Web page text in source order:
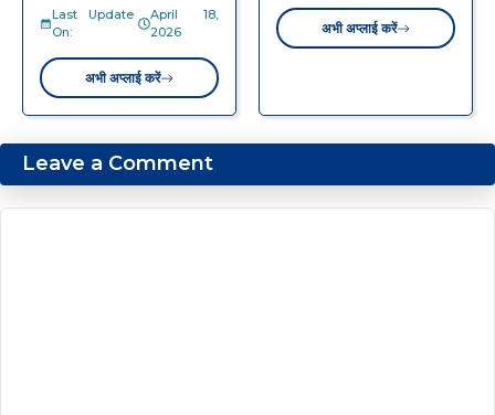
Last Update
On:
April 18,
2026
अभी अप्लाई करें
अभी अप्लाई करें
Leave a Comment
Comment